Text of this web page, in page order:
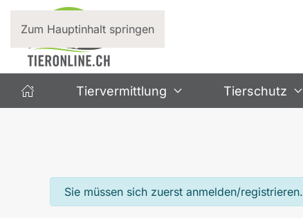
Zum Hauptinhalt springen
Tiervermittlung Tierschutz
info
Sie müssen sich zuerst anmelden/registrieren.